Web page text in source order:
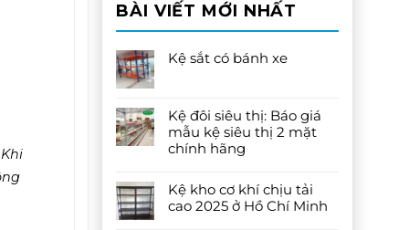
BÀI VIẾT MỚI NHẤT
Kệ sắt có bánh xe
Kệ đôi siêu thị: Báo giá
mẫu kệ siêu thị 2 mặt
chính hãng
Kệ kho cơ khí chịu tải
cao 2025 ở Hồ Chí Minh